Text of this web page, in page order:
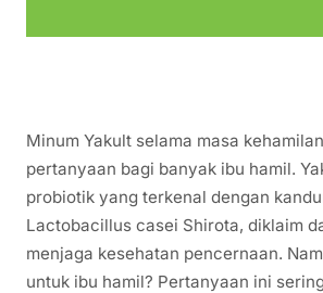
Minum Yakult selama masa
pertanyaan bagi banyak ibu hamil.
probiotik yang terkenal dengan
Lactobacillus casei Shirota, diklaim
menjaga kesehatan pencernaan.
untuk ibu hamil? Pertanyaan ini